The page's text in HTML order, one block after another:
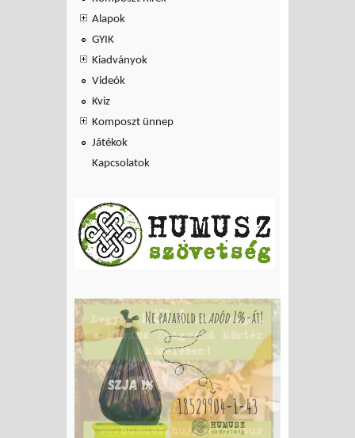
Alapok
GYIK
Kiadványok
Videók
Kviz
Komposzt ünnep
Játékok
Kapcsolatok